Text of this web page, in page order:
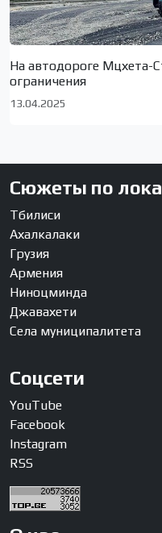
На автодороге Мцхета-
ограничения
13.04.2025
Сюжеты по
Тбилиси
Ахалкалаки
Грузия
Армения
Ниноцминда
Джавахети
Села муниципалитета
Соцсети
YouTube
Facebook
Instagram
RSS